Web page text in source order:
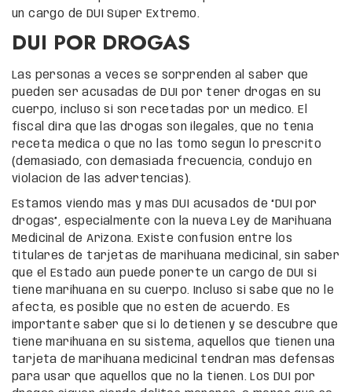
un cargo de DUI Súper Extremo.
DUI POR DROGAS
Las personas a veces se sorprenden al saber que
pueden ser acusadas de DUI por tener drogas en su
cuerpo, incluso si son recetadas por un médico. El
fiscal dirá que las drogas son ilegales, que no tenía
receta médica o que no las tomó según lo prescrito
(demasiado, con demasiada frecuencia, condujo en
violación de las advertencias).
Estamos viendo más y más DUI acusados de “DUI por
drogas”, especialmente con la nueva Ley de Marihuana
Medicinal de Arizona. Existe confusión entre los
titulares de tarjetas de marihuana medicinal, sin saber
que el Estado aún puede ponerte un cargo de DUI si
tiene marihuana en su cuerpo. Incluso si sabe que no le
afecta, es posible que no estén de acuerdo. Es
importante saber que si lo detienen y se descubre que
tiene marihuana en su sistema, aquellos que tienen una
tarjeta de marihuana medicinal tendrán más defensas
para usar que aquellos que no la tienen. Los DUI por